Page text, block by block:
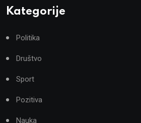
Kategorije
Politika
Društvo
Sport
Pozitiva
Nauka